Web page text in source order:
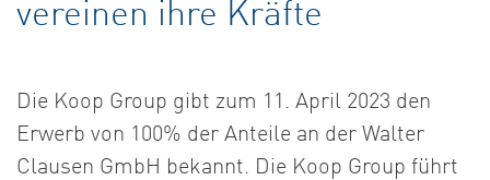
vereinen ihre Kräfte
Die Koop Group gibt zum 11. April 2023 den
Erwerb von 100% der Anteile an der Walter
Clausen GmbH bekannt. Die Koop Group führt